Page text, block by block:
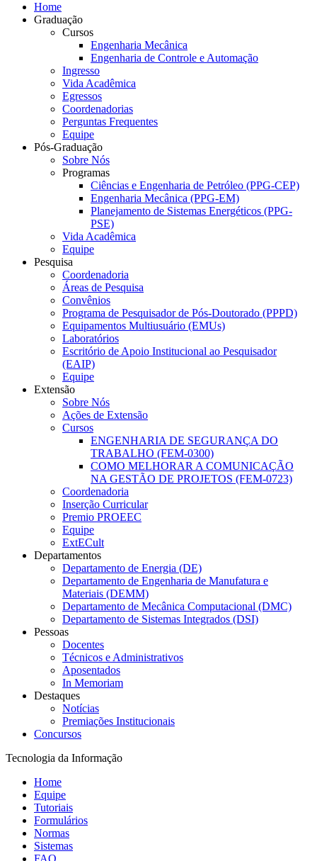
Home
Graduação
Cursos
Engenharia Mecânica
Engenharia de Controle e Automação
Ingresso
Vida Acadêmica
Egressos
Coordenadorias
Perguntas Frequentes
Equipe
Pós-Graduação
Sobre Nós
Programas
Ciências e Engenharia de Petróleo (PPG-CEP)
Engenharia Mecânica (PPG-EM)
Planejamento de Sistemas Energéticos (PPG-
PSE)
Vida Acadêmica
Equipe
Pesquisa
Coordenadoria
Áreas de Pesquisa
Convênios
Programa de Pesquisador de Pós-Doutorado (PPPD)
Equipamentos Multiusuário (EMUs)
Laboratórios
Escritório de Apoio Institucional ao Pesquisador
(EAIP)
Equipe
Extensão
Sobre Nós
Ações de Extensão
Cursos
ENGENHARIA DE SEGURANÇA DO
TRABALHO (FEM-0300)
COMO MELHORAR A COMUNICAÇÃO
NA GESTÃO DE PROJETOS (FEM-0723)
Coordenadoria
Inserção Curricular
Premio PROEEC
Equipe
ExtECult
Departamentos
Departamento de Energia (DE)
Departamento de Engenharia de Manufatura e
Materiais (DEMM)
Departamento de Mecânica Computacional (DMC)
Departamento de Sistemas Integrados (DSI)
Pessoas
Docentes
Técnicos e Administrativos
Aposentados
In Memoriam
Destaques
Notícias
Premiações Institucionais
Concursos
Tecnologia da Informação
Home
Equipe
Tutoriais
Formulários
Normas
Sistemas
FAQ